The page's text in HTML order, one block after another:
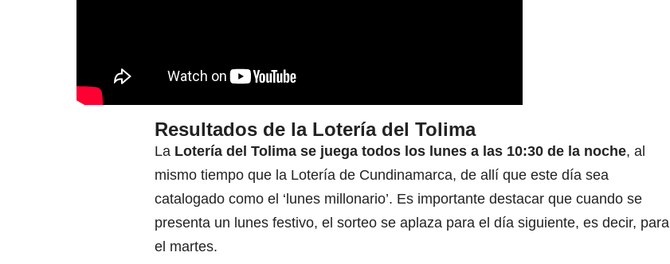
Resultados de la Lotería del Tolima
La Lotería del Tolima se juega todos los lunes a las 10:30 de la noche, al
mismo tiempo que la Lotería de Cundinamarca, de allí que este día sea
catalogado como el ‘lunes millonario’. Es importante destacar que cuando se
presenta un lunes festivo, el sorteo se aplaza para el día siguiente, es decir, para
el martes.